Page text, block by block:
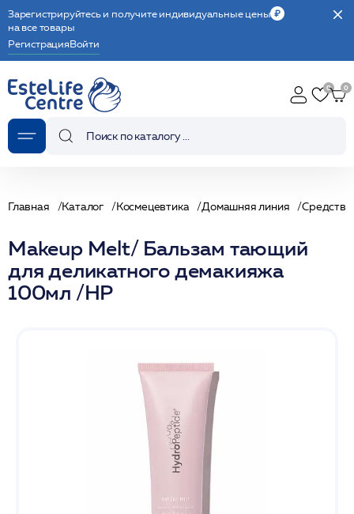
Зарегистрируйтесь и получите индивидуальные цены
на все товары
РегистрацияВойти
Главная Каталог Космецевтика Домашняя линия
Makeup Melt/ Бальзам тающий
для деликатного демакияжа
100мл /HP